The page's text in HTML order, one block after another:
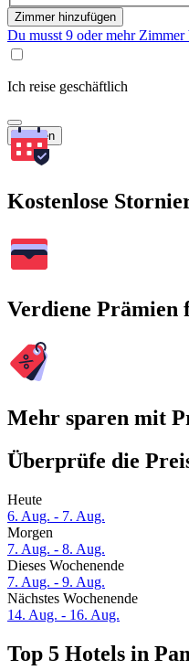
Zimmer hinzufügen
Du musst 9 oder mehr Zimmer
Ich reise geschäftlich
Suchen
Kostenlose
Verdiene Prämien
Mehr sparen mit
Überprüfe die
Heute
6. Aug. - 7. Aug.
Morgen
7. Aug. - 8. Aug.
Dieses Wochenende
7. Aug. - 9. Aug.
Nächstes Wochenende
14. Aug. - 16. Aug.
Top 5 Hotels in